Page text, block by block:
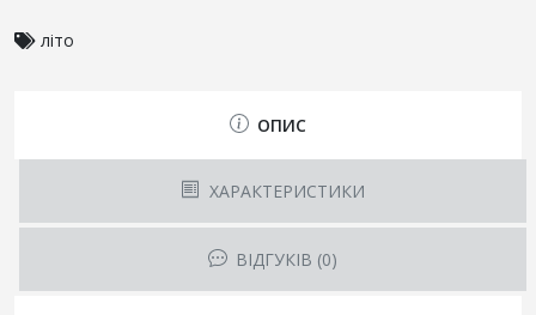
літо
ОПИС
ХАРАКТЕРИСТИКИ
ВІДГУКІВ (0)